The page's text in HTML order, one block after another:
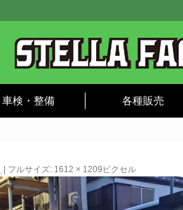
車検・整備 各種販売
フルサイズ: 1612 × 1209 ピクセル